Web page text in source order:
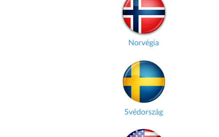
Norvégia
Svédország